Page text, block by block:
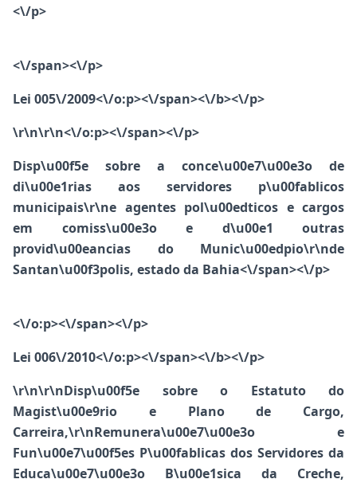
<\/p>
<\/span><\/p>
Lei 005\/2009<\/o:p><\/span><\/b><\/p>
\r\n\r\n<\/o:p><\/span><\/p>
Disp\u00f5e sobre a conce\u00e7\u00e3o de
di\u00e1rias aos servidores p\u00fablicos
municipais\r\ne agentes pol\u00edticos e cargos
em comiss\u00e3o e d\u00e1 outras
provid\u00eancias do Munic\u00edpio\r\nde
Santan\u00f3polis, estado da Bahia<\/span><\/p>
<\/o:p><\/span><\/p>
Lei 006\/2010<\/o:p><\/span><\/b><\/p>
\r\n\r\nDisp\u00f5e sobre o Estatuto do
Magist\u00e9rio e Plano de Cargo,
Carreira,\r\nRemunera\u00e7\u00e3o e
Fun\u00e7\u00f5es P\u00fablicas dos Servidores da
Educa\u00e7\u00e3o B\u00e1sica da Creche,